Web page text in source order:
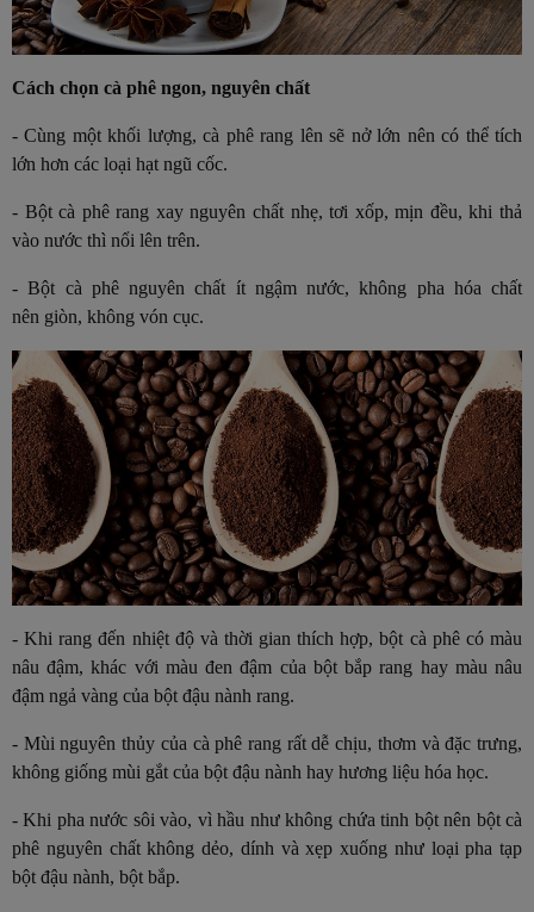
Cách chọn cà phê ngon, nguyên chất
- Cùng một khối lượng, cà phê rang lên sẽ nở lớn nên có thể tích
lớn hơn các loại hạt ngũ cốc.
- Bột cà phê rang xay nguyên chất nhẹ, tơi xốp, mịn đều, khi thả
vào nước thì nổi lên trên.
- Bột cà phê nguyên chất ít ngậm nước, không pha hóa chất
nên giòn, không vón cục.
- Khi rang đến nhiệt độ và thời gian thích hợp, bột cà phê có màu
nâu đậm, khác với màu đen đậm của bột bắp rang hay màu nâu
đậm ngả vàng của bột đậu nành rang.
- Mùi nguyên thủy của cà phê rang rất dễ chịu, thơm và đặc trưng,
không giống mùi gắt của bột đậu nành hay hương liệu hóa học.
- Khi pha nước sôi vào, vì hầu như không chứa tinh bột nên bột cà
phê nguyên chất không dẻo, dính và xẹp xuống như loại pha tạp
bột đậu nành, bột bắp.